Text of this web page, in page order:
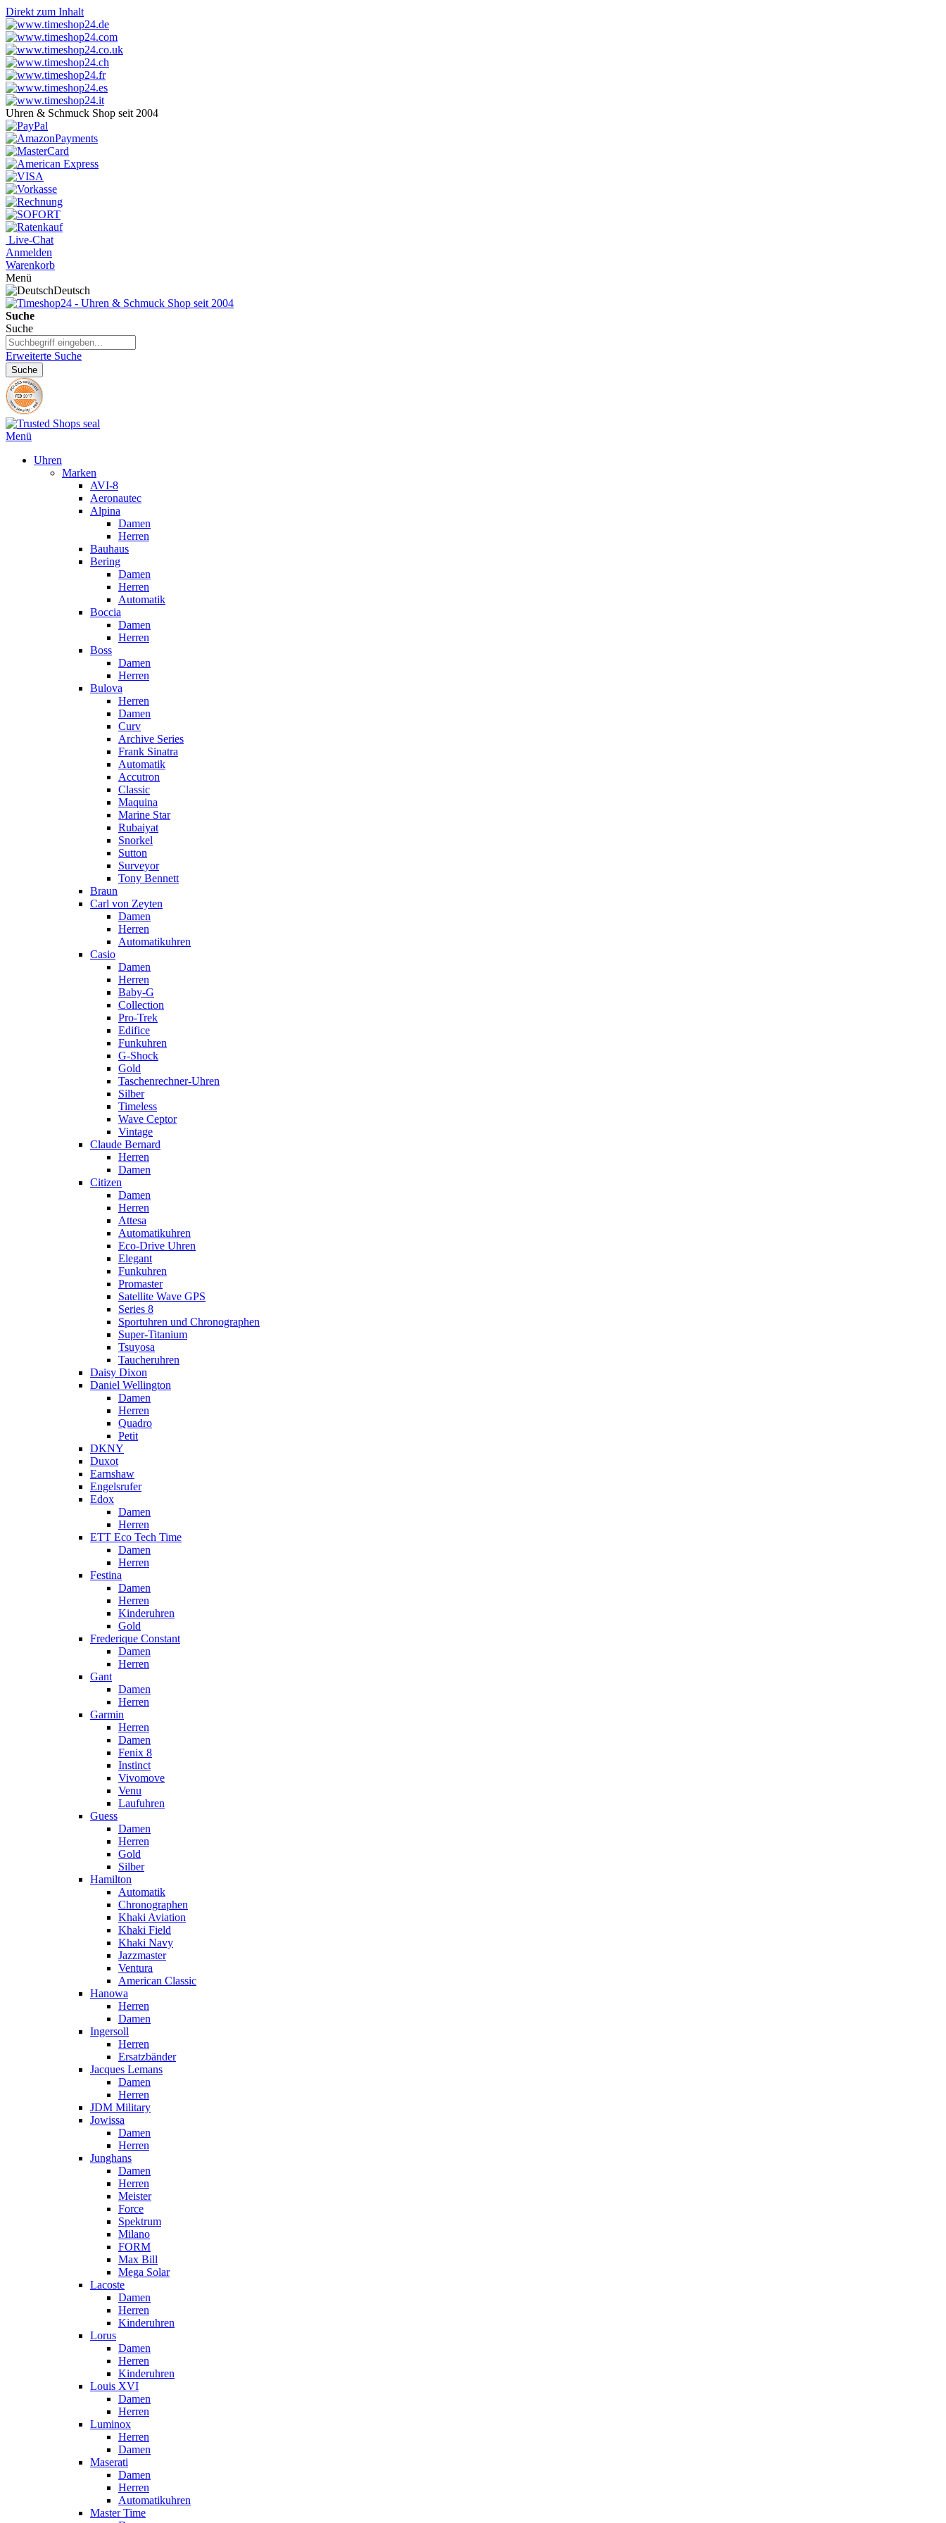
Direkt zum Inhalt
Uhren & Schmuck Shop seit 2004
Live-Chat
Anmelden
Warenkorb
Menü
Deutsch
Suche
Suche
Erweiterte Suche
Suche
Menü
Uhren
Marken
AVI-8
Aeronautec
Alpina
Damen
Herren
Bauhaus
Bering
Damen
Herren
Automatik
Boccia
Damen
Herren
Boss
Damen
Herren
Bulova
Herren
Damen
Curv
Archive Series
Frank Sinatra
Automatik
Accutron
Classic
Maquina
Marine Star
Rubaiyat
Snorkel
Sutton
Surveyor
Tony Bennett
Braun
Carl von Zeyten
Damen
Herren
Automatikuhren
Casio
Damen
Herren
Baby-G
Collection
Pro-Trek
Edifice
Funkuhren
G-Shock
Gold
Taschenrechner-Uhren
Silber
Timeless
Wave Ceptor
Vintage
Claude Bernard
Herren
Damen
Citizen
Damen
Herren
Attesa
Automatikuhren
Eco-Drive Uhren
Elegant
Funkuhren
Promaster
Satellite Wave GPS
Series 8
Sportuhren und Chronographen
Super-Titanium
Tsuyosa
Taucheruhren
Daisy Dixon
Daniel Wellington
Damen
Herren
Quadro
Petit
DKNY
Duxot
Earnshaw
Engelsrufer
Edox
Damen
Herren
ETT Eco Tech Time
Damen
Herren
Festina
Damen
Herren
Kinderuhren
Gold
Frederique Constant
Damen
Herren
Gant
Damen
Herren
Garmin
Herren
Damen
Fenix 8
Instinct
Vivomove
Venu
Laufuhren
Guess
Damen
Herren
Gold
Silber
Hamilton
Automatik
Chronographen
Khaki Aviation
Khaki Field
Khaki Navy
Jazzmaster
Ventura
American Classic
Hanowa
Herren
Damen
Ingersoll
Herren
Ersatzbänder
Jacques Lemans
Damen
Herren
JDM Military
Jowissa
Damen
Herren
Junghans
Damen
Herren
Meister
Force
Spektrum
Milano
FORM
Max Bill
Mega Solar
Lacoste
Damen
Herren
Kinderuhren
Lorus
Damen
Herren
Kinderuhren
Louis XVI
Damen
Herren
Luminox
Herren
Damen
Maserati
Damen
Herren
Automatikuhren
Master Time